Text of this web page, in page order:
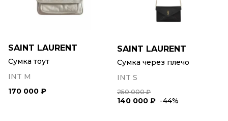
SAINT LAURENT
Сумка тоут
INT M
170 000 ₽
SAINT LAURENT
Сумка через плечо
INT S
250 000 ₽
140 000 ₽ -44%